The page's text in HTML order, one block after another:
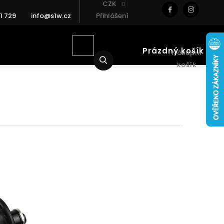
729 info@s1w.cz
CZK
Přihlášení
Nákupní
košík
Prázdný košík